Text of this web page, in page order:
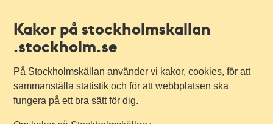
Kakor på stockholmskallan
.stockholm.se
På Stockholmskällan använder vi kakor, cookies, för att
sammanställa statistik och för att webbplatsen ska
fungera på ett bra sätt för dig.